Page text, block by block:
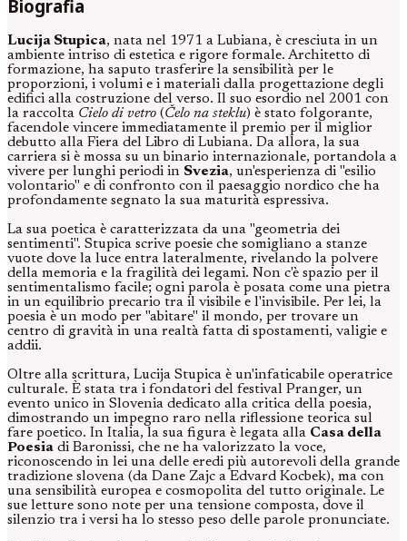
Biografia
Lucija Stupica, nata nel 1971 a Lubiana, è cresciuta in un
ambiente intriso di estetica e rigore formale. Architetto di
formazione, ha saputo trasferire la sensibilità per le
proporzioni, i volumi e i materiali dalla progettazione degli
edifici alla costruzione del verso. Il suo esordio nel 2001 con
la raccolta Cielo di vetro (Čelo na steklu) è stato folgorante,
facendole vincere immediatamente il premio per il miglior
debutto alla Fiera del Libro di Lubiana. Da allora, la sua
carriera si è mossa su un binario internazionale, portandola a
vivere per lunghi periodi in Svezia, un'esperienza di "esilio
volontario" e di confronto con il paesaggio nordico che ha
profondamente segnato la sua maturità espressiva.
La sua poetica è caratterizzata da una "geometria dei
sentimenti". Stupica scrive poesie che somigliano a stanze
vuote dove la luce entra lateralmente, rivelando la polvere
della memoria e la fragilità dei legami. Non c'è spazio per il
sentimentalismo facile; ogni parola è posata come una pietra
in un equilibrio precario tra il visibile e l'invisibile. Per lei, la
poesia è un modo per "abitare" il mondo, per trovare un
centro di gravità in una realtà fatta di spostamenti, valigie e
addii.
Oltre alla scrittura, Lucija Stupica è un'infaticabile operatrice
culturale. È stata tra i fondatori del festival Pranger, un
evento unico in Slovenia dedicato alla critica della poesia,
dimostrando un impegno raro nella riflessione teorica sul
fare poetico. In Italia, la sua figura è legata alla Casa della
Poesia di Baronissi, che ne ha valorizzato la voce,
riconoscendo in lei una delle eredi più autorevoli della grande
tradizione slovena (da Dane Zajc a Edvard Kocbek), ma con
una sensibilità europea e cosmopolita del tutto originale. Le
sue letture sono note per una tensione composta, dove il
silenzio tra i versi ha lo stesso peso delle parole pronunciate.